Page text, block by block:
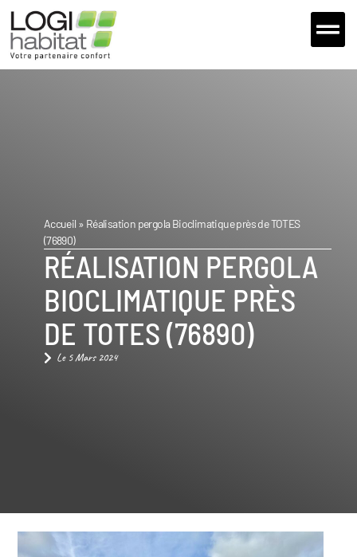
Accueil » Réalisation pergola Bioclimatique près de TOTES
(76890)
RÉALISATION PERGOLA
BIOCLIMATIQUE PRÈS
DE TOTES (76890)
Le 5 Mars 2024